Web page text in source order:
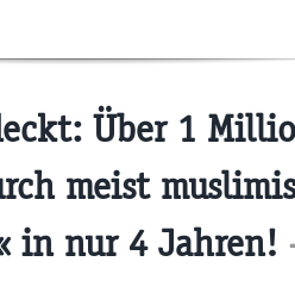
Über 1
meist
in nur 4 Jahren!